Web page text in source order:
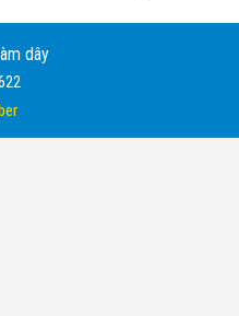
dây